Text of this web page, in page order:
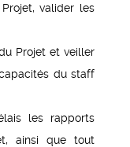
valider les
Projet et veiller
du staff
les rapports
ainsi que tout